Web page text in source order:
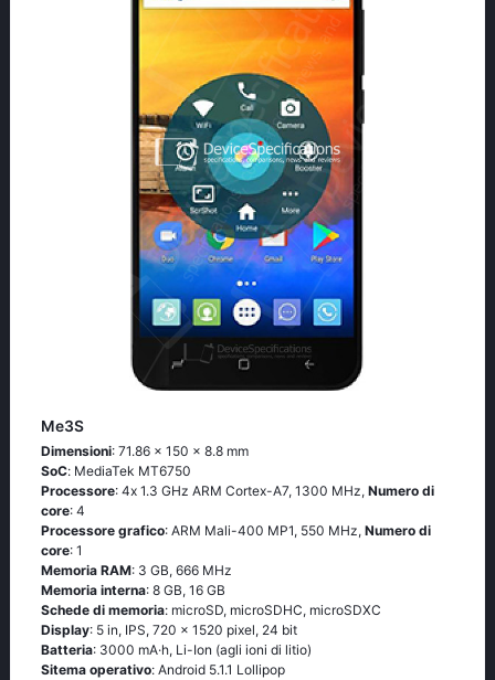
Me3S
Dimensioni: 71.86 x 150 x 8.8 mm
SoC: МеdiаТеk МТ6750
Processore: 4х 1.3 GНz АRМ Соrtех-А7, 1300 MHz, Numero di
core: 4
Processore grafico: ARM Mali-400 MP1, 550 MHz, Numero di
core: 1
Memoria RAM: 3 GB, 666 MHz
Memoria interna: 8 GB, 16 GB
Schede di memoria: microSD, microSDHC, microSDXC
Display: 5 in, IPS, 720 x 1520 pixel, 24 bit
Batteria: 3000 mA·h, Li-Ion (agli ioni di litio)
Sitema operativo: Аndrоid 5.1.1 Lоlliрор